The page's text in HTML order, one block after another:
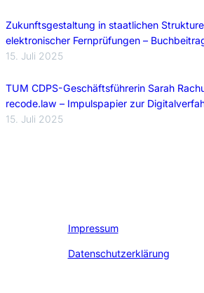
Zukunftsgestaltung in staatlichen
elektronischer Fernprüfungen –
15. Juli 2025
TUM CDPS-Geschäftsführerin Sarah
recode.law – Impulspapier zur
15. Juli 2025
Impressum
Datenschutzerklärung